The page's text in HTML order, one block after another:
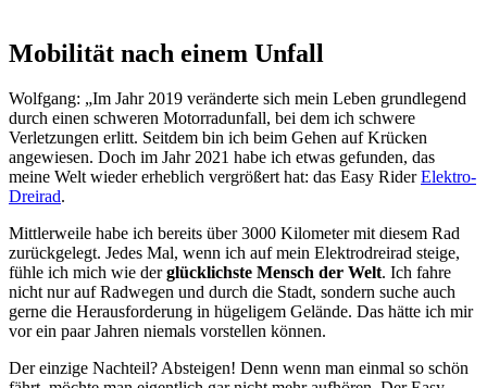
Mobilität nach einem Unfall
Wolfgang: „Im Jahr 2019 veränderte sich mein Leben grundlegend
durch einen schweren Motorradunfall, bei dem ich schwere
Verletzungen erlitt. Seitdem bin ich beim Gehen auf Krücken
angewiesen. Doch im Jahr 2021 habe ich etwas gefunden, das
meine Welt wieder erheblich vergrößert hat: das Easy RiderElektro-
Dreirad.
Mittlerweile habe ich bereits über 3000 Kilometer mit diesem Rad
zurückgelegt. Jedes Mal, wenn ich auf mein Elektrodreirad steige,
fühle ich mich wie derglücklichste Mensch der Welt. Ich fahre
nicht nur auf Radwegen und durch die Stadt, sondern suche auch
gerne die Herausforderung in hügeligem Gelände. Das hätte ich mir
vor ein paar Jahren niemals vorstellen können.
Der einzige Nachteil? Absteigen! Denn wenn man einmal so schön